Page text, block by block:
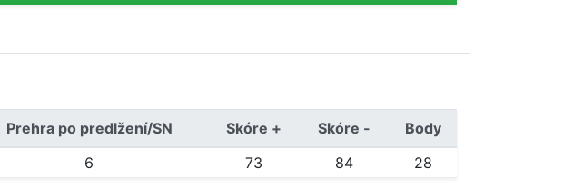
Prehra po predlžení/SN Skóre + Skóre -
Body
6 73 84 28